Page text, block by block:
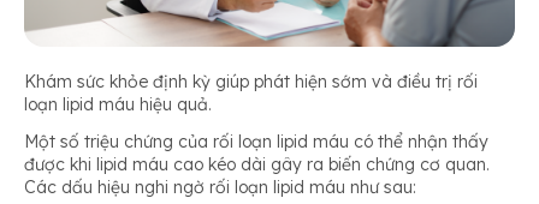
Khám sức khỏe định kỳ giúp phát hiện sớm và điều trị rối
loạn lipid máu hiệu quả.
Một số triệu chứng của rối loạn lipid máu có thể nhận thấy
được khi lipid máu cao kéo dài gây ra biến chứng cơ quan.
Các dấu hiệu nghi ngờ rối loạn lipid máu như sau: